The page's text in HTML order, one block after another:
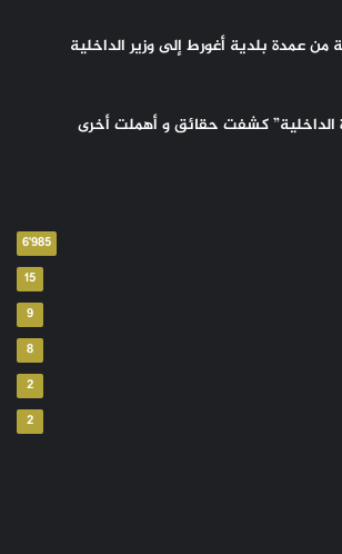
عمدة بلدية أغورط إلى وزير الداخلية
الداخلية” كشفت حقائق و أهملت أخرى
6٬985
15
9
8
2
2